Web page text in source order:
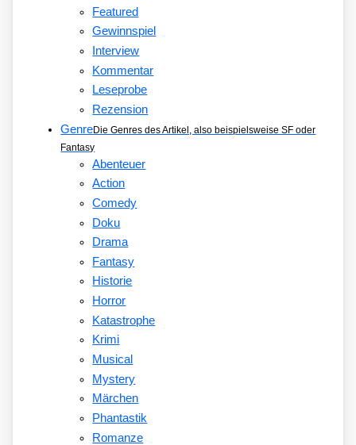
Featured
Gewinnspiel
Interview
Kommentar
Leseprobe
Rezension
GenreDie Genres des Artikel, also beispielsweise SF oder
Fantasy
Abenteuer
Action
Comedy
Doku
Drama
Fantasy
Historie
Horror
Katastrophe
Krimi
Musical
Mystery
Märchen
Phantastik
Romanze